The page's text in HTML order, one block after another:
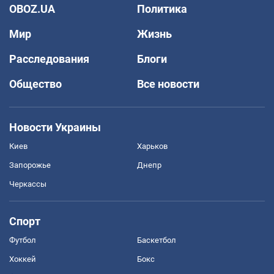
OBOZ.UA
Политика
Мир
Жизнь
Расследования
Блоги
Общество
Все новости
Новости Украины
Киев Харьков
Запорожье Днепр
Черкассы
Спорт
Футбол Баскетбол
Хоккей Бокс